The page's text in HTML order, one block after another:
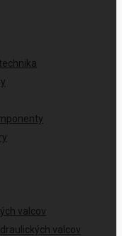
valcov
valcov